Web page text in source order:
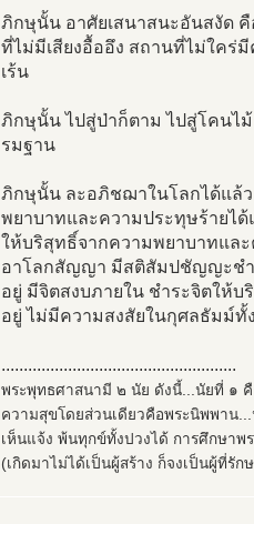
ภิกษุนั้น อาศัยเสนาสนะอันสงัด คื
ที่ไม่มีเสียงอื้ออึง สถานที่ไม่ใค
เร้น
ภิกษุนั้น ไปสู่ป่าก็ตาม ไปสู่โคนไ
รมฐาน
ภิกษุนั้น ละอภิชฌาในโลกได้แล้
พยาบาทและความประทุษร้ายไ
ให้บริสุทธิ์จากความพยาบาทแล
อาโลกสัญญา มีสติสัมปชัญญะชำ
อยู่ มีจิตสงบภายใน ชำระจิตให้บ
อยู่ ไม่มีความสงสัยในกุศลธัมม์ทั้
.....................................................
พระพุทธศาสนามี ๒ นัย ดังนี้...นัยที่ ๑ คื
ความสุขโดยส่วนเดียวคือพระนิพพาน
เห็นแจ้ง พ้นทุกข์ทั้งปวงได้ การศึกษาพ
(เกิดมาไม่ได้เป็นผู้สร้าง ก็จงเป็นผู้ที่รั